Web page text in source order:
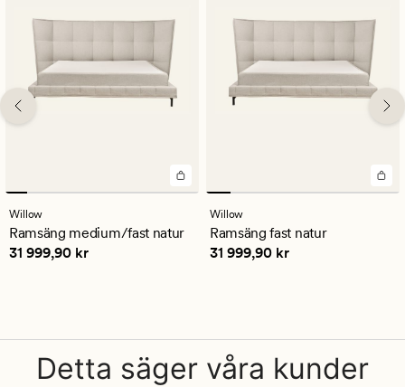
Willow
Ramsäng medium/fast natur
Pris 31 999,90 kr
31 999,90 kr
Willow
Ramsäng fast natur
Pris 31 999,90 kr
31 999,90 kr
Detta säger våra kunder